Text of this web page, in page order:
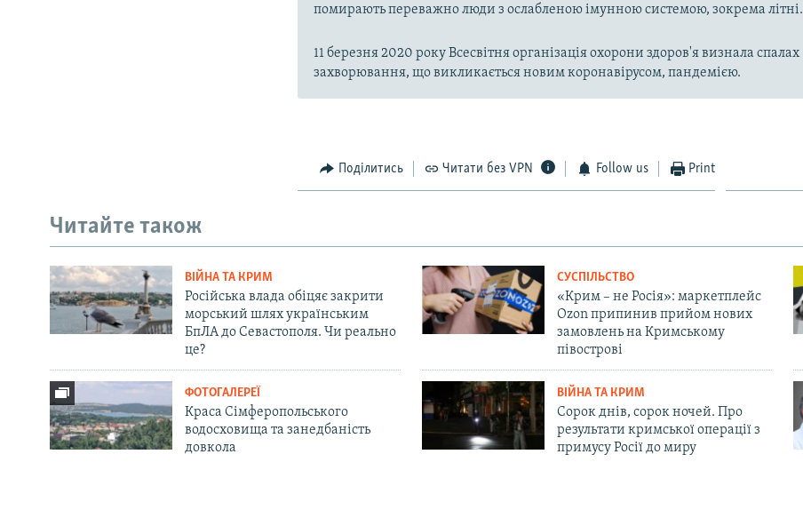
помирають переважно люди з ослабленою імунною системою, зокрема літні.
11 березня 2020 року Всесвітня організація охорони здоров'я визнала спалах
захворювання, що викликається новим коронавірусом, пандемією.
Поділитись Читати без VPN Follow us Print
Читайте також
ВІЙНА ТА КРИМ
Російська влада обіцяє закрити
морський шлях українським
БпЛА до Севастополя. Чи реально
це?
СУСПІЛЬСТВО
«Крим – не Росія»: маркетплейс
Ozon припинив прийом нових
замовлень на Кримському
півострові
ФОТОГАЛЕРЕЇ
Краса Сімферопольського
водосховища та занедбаність
довкола
ВІЙНА ТА КРИМ
Сорок днів, сорок ночей. Про
результати кримської операції з
примусу Росії до миру